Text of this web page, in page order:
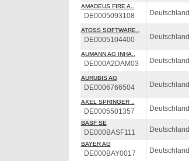
AMADEUS FIRE A..
DE0005093108 Deutschland
ATOSS SOFTWARE..
DE0005104400 Deutschland
AUMANN AG INHA..
DE000A2DAM03 Deutschland
AURUBIS AG
DE0006766504 Deutschland
AXEL SPRINGER ..
DE0005501357 Deutschland
BASF SE
DE000BASF111 Deutschland
BAYER AG
DE000BAY0017 Deutschland